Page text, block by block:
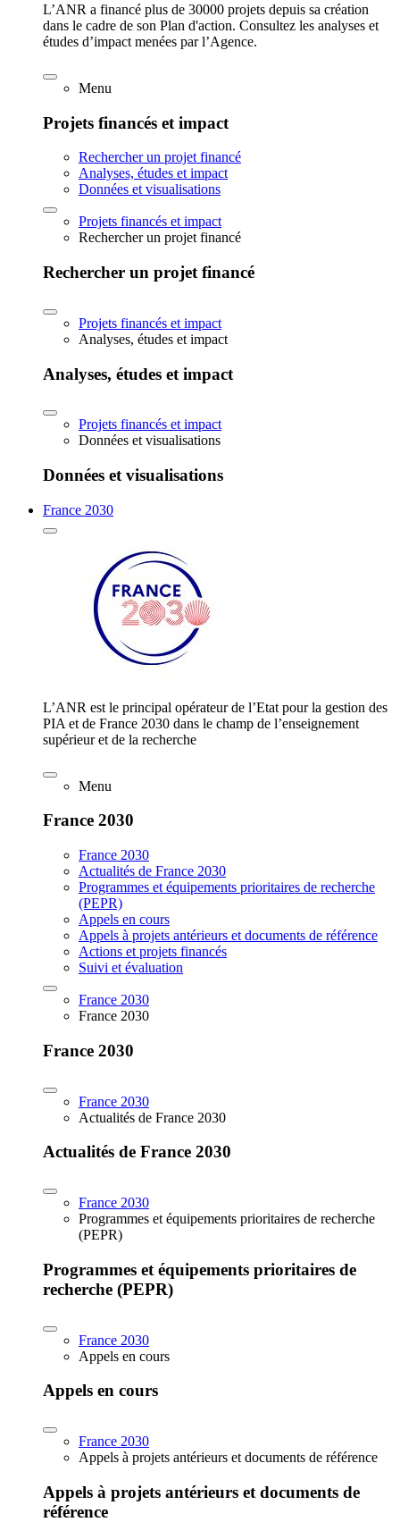
L’ANR a financé plus de 30000 projets depuis sa création
dans le cadre de son Plan d'action. Consultez les analyses et
études d’impact menées par l’Agence.
Menu
Projets financés et impact
Rechercher un projet financé
Analyses, études et impact
Données et visualisations
Projets financés et impact
Rechercher un projet financé
Rechercher un projet financé
Projets financés et impact
Analyses, études et impact
Analyses, études et impact
Projets financés et impact
Données et visualisations
Données et visualisations
France 2030
L’ANR est le principal opérateur de l’Etat pour la gestion des
PIA et de France 2030 dans le champ de l’enseignement
supérieur et de la recherche
Menu
France 2030
France 2030
Actualités de France 2030
Programmes et équipements prioritaires de recherche
(PEPR)
Appels en cours
Appels à projets antérieurs et documents de référence
Actions et projets financés
Suivi et évaluation
France 2030
France 2030
France 2030
France 2030
Actualités de France 2030
Actualités de France 2030
France 2030
Programmes et équipements prioritaires de recherche
(PEPR)
Programmes et équipements prioritaires de
recherche (PEPR)
France 2030
Appels en cours
Appels en cours
France 2030
Appels à projets antérieurs et documents de référence
Appels à projets antérieurs et documents de
référence